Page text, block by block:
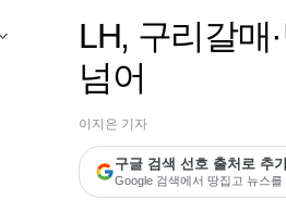
LH, 구리갈
넘어
이지은 기자
구글 검색 선호 출처로 추
Google 검색에서 땅집고 뉴스를